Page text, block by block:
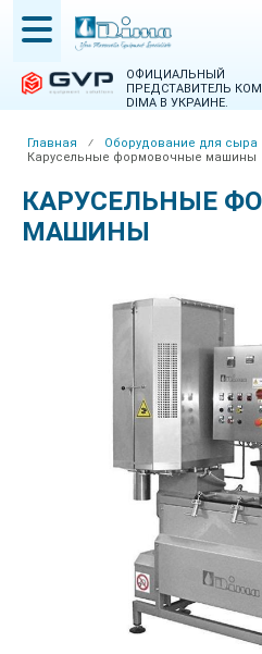
content
ОФИЦИАЛЬНЫЙ
ПРЕДСТАВИТЕЛЬ
DIMA В УКРАИНЕ.
Breadcrumb
Главная ⁄ Оборудование для сыра
Карусельные формовочные машины
КАРУСЕЛЬНЫЕ
МАШИНЫ